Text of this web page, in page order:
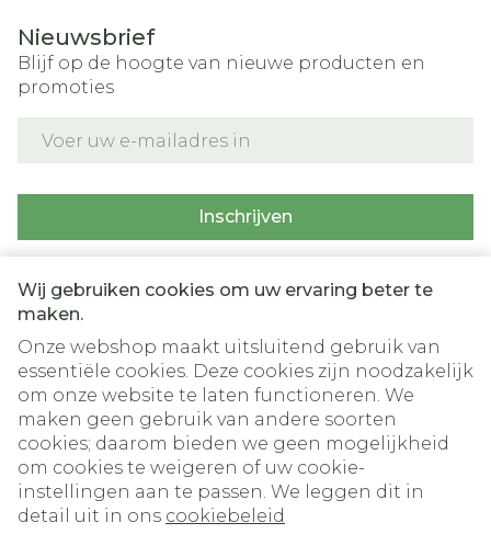
Wij gebruiken cookies om uw ervaring beter te
maken.
Onze webshop maakt uitsluitend gebruik van
essentiële cookies. Deze cookies zijn noodzakelijk
om onze website te laten functioneren. We
maken geen gebruik van andere soorten
cookies; daarom bieden we geen mogelijkheid
om cookies te weigeren of uw cookie-
instellingen aan te passen. We leggen dit in
detail uit in ons cookiebeleid
Nieuwsbrief
Blijf op de hoogte van nieuwe producten en
promoties
Inschrijven
nieuwsbrief en gaat u akkoord met onzeprivacy policy
Juridische links